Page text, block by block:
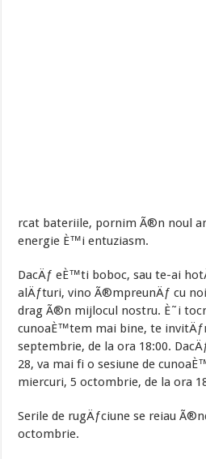
rcat bateriile, pornim Ã®n noul
energie È™i entuziasm.
DacÄƒ eÈ™ti boboc, sau te-ai
alÄƒturi, vino Ã®mpreunÄƒ cu
drag Ã®n mijlocul nostru. È˜i
cunoaÈ™tem mai bine, te
septembrie, de la ora 18:00.
28, va mai fi o sesiune de
miercuri, 5 octombrie, de la ora
Serile de rugÄƒciune se reiau
octombrie.